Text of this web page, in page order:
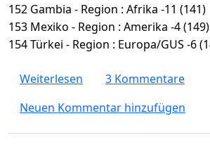
152 Gambia - Region : Afrika -11 (141)
153 Mexiko - Region : Amerika -4 (149)
154 Türkei - Region : Europa/GUS -6
Weiterlesen über3 Kommentare
Neuen Kommentar hinzufügen